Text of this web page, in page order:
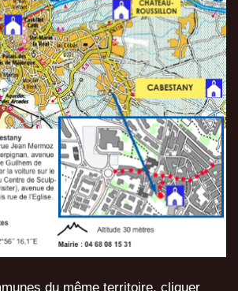
du même territoire, cliquer